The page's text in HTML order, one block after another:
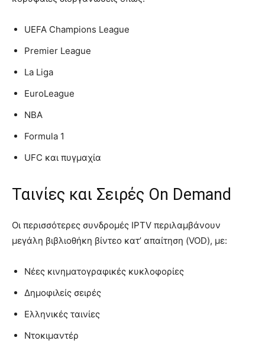
UEFA Champions League
Premier League
La Liga
EuroLeague
NBA
Formula 1
UFC και πυγμαχία
Ταινίες και Σειρές On Demand
Οι περισσότερες συνδρομές IPTV περιλαμβάνουν
μεγάλη βιβλιοθήκη βίντεο κατ’ απαίτηση (VOD), με:
Νέες κινηματογραφικές κυκλοφορίες
Δημοφιλείς σειρές
Ελληνικές ταινίες
Ντοκιμαντέρ